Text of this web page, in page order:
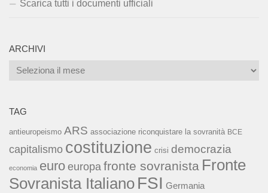
Scarica tutti i documenti ufficiali
ARCHIVI
Archivi
TAG
antieuropeismo ARS associazione riconquistare la sovranità BCE
capitalismo costituzione crisi democrazia
economia euro europa fronte sovranista Fronte
Sovranista Italiano FSI Germania